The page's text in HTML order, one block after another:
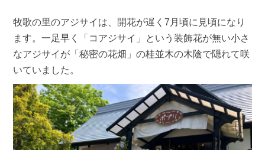
牧歌の里のアジサイは、開花が遅く7月頃に見頃になり
ます。一足早く「コアジサイ」という装飾花が無い小さ
なアジサイが「秘密の花畑」の桂並木の木陰で隠れて咲
いていました。